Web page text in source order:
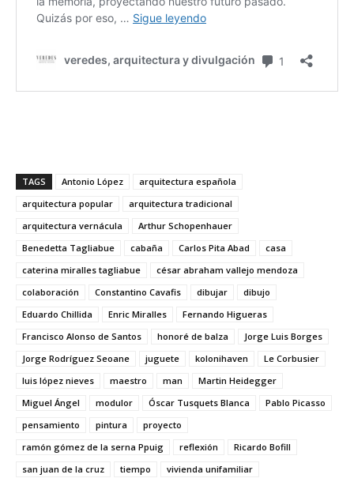
TAGS Antonio López
arquitectura española
arquitectura popular
arquitectura tradicional
arquitectura vernácula
Arthur Schopenhauer
Benedetta Tagliabue
cabaña Carlos Pita Abad
casa
caterina miralles tagliabue
césar abraham vallejo mendoza
colaboración
Constantino Cavafis dibujar
dibujo
Eduardo Chillida
Enric Miralles
Fernando Higueras
Francisco Alonso de Santos
honoré de balza
Jorge Luis Borges
Jorge Rodríguez Seoane
juguete kolonihaven
Le Corbusier
luis lópez nieves
maestro man
Martin Heidegger
Miguel Ángel
modulor Óscar Tusquets Blanca
Pablo Picasso
pensamiento
pintura
proyecto
ramón gómez de la serna Ppuig
reflexión
Ricardo Bofill
san juan de la cruz
tiempo vivienda unifamiliar